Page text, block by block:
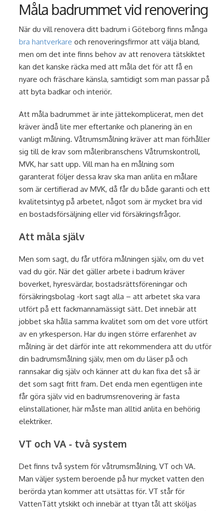
Måla badrummet vid renovering
När du vill renovera ditt badrum i Göteborg finns många
bra hantverkare och renoveringsfirmor att välja bland,
men om det inte finns behov av att renovera tätskiktet
kan det kanske räcka med att måla det för att få en
nyare och fräschare känsla, samtidigt som man passar på
att byta badkar och interiör.
Att måla badrummet är inte jättekomplicerat, men det
kräver ändå lite mer eftertanke och planering än en
vanligt målning. Våtrumsmålning kräver att man förhåller
sig till de krav som måleribranschens Våtrumskontroll,
MVK, har satt upp. Vill man ha en målning som
garanterat följer dessa krav ska man anlita en målare
som är certifierad av MVK, då får du både garanti och ett
kvalitetsintyg på arbetet, något som är mycket bra vid
en bostadsförsäljning eller vid försäkringsfrågor.
Att måla själv
Men som sagt, du får utföra målningen själv, om du vet
vad du gör. När det gäller arbete i badrum kräver
boverket, hyresvärdar, bostadsrättsföreningar och
försäkringsbolag -kort sagt alla – att arbetet ska vara
utfört på ett fackmannamässigt sätt. Det innebär att
jobbet ska hålla samma kvalitet som om det vore utfört
av en yrkesperson. Har du ingen större erfarenhet av
målning är det därför inte att rekommendera att du utför
din badrumsmålning själv, men om du läser på och
rannsakar dig själv och känner att du kan fixa det så är
det som sagt fritt fram. Det enda men egentligen inte
får göra själv vid en badrumsrenovering är fasta
elinstallationer, här måste man alltid anlita en behörig
elektriker.
VT och VA - två system
Det finns två system för våtrumsmålning, VT och VA.
Man väljer system beroende på hur mycket vatten den
berörda ytan kommer att utsättas för. VT står för
VattenTätt ytskikt och innebär at ttyan tål att sköljas